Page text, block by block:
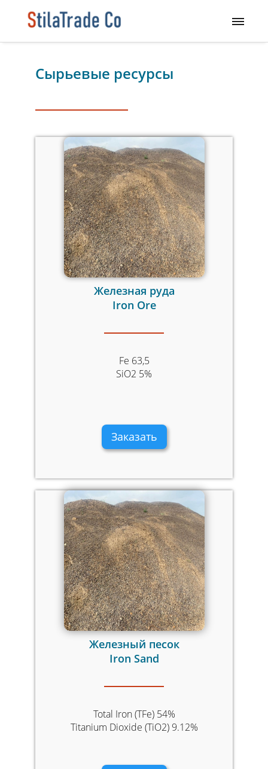
Сырьевые ресурсы
Железная руда
Iron Ore
Fe 63,5
SiO2 5%
Заказать
Железный песок
Iron Sand
Total Iron (TFe) 54%
Titanium Dioxide (TiO2) 9.12%